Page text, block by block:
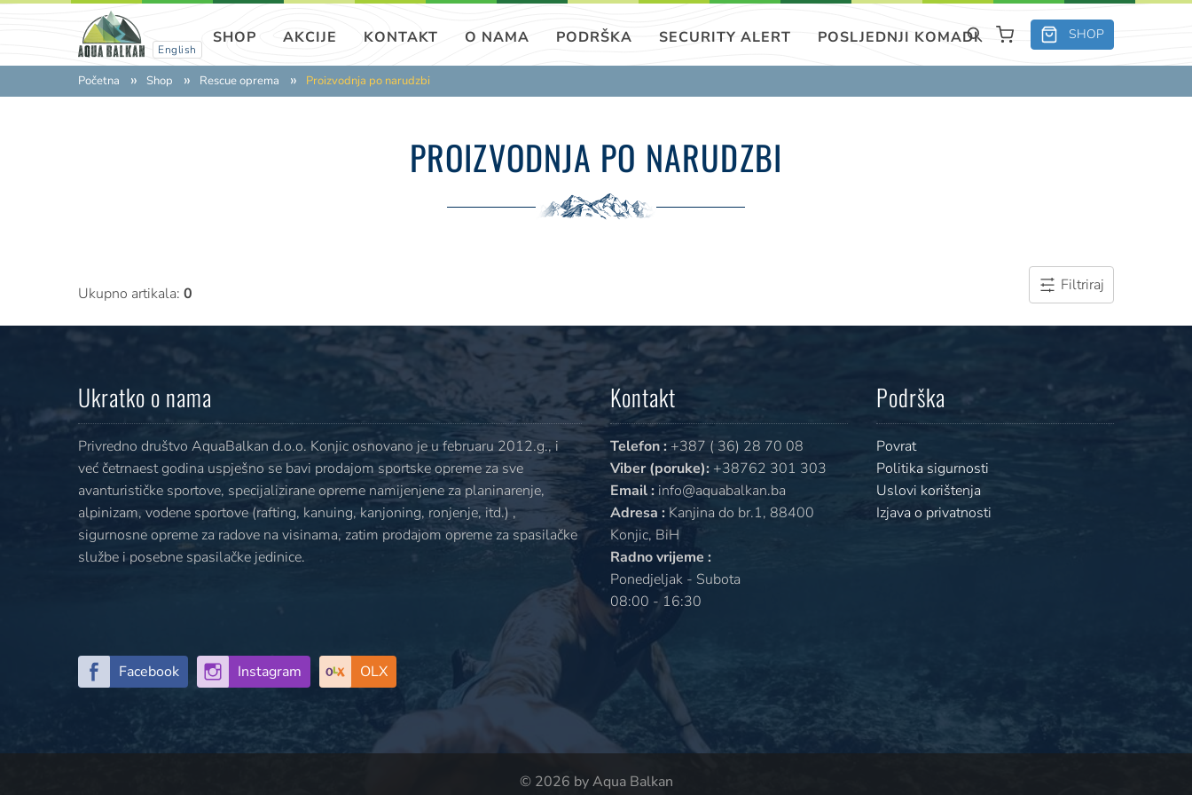
English
SHOP AKCIJE KONTAKT O NAMA PODRŠKA SECURITY ALERT POSLJEDNJI KOMADI SHOP
Početna Shop Rescue oprema Proizvodnja po narudzbi
PROIZVODNJA PO NARUDZBI
Ukupno artikala: 0 Filtriraj
Ukratko o nama
Privredno društvo AquaBalkan d.o.o. Konjic osnovano je u februaru 2012.g., i
već četrnaest godina uspješno se bavi prodajom sportske opreme za sve
avanturističke sportove, specijalizirane opreme namijenjene za planinarenje,
alpinizam, vodene sportove (rafting, kanuing, kanjoning, ronjenje, itd.) ,
sigurnosne opreme za radove na visinama, zatim prodajom opreme za spasilačke
službe i posebne spasilačke jedinice.
Kontakt
Telefon : +387 ( 36) 28 70 08
Viber (poruke): +38762 301 303
Email : info@aquabalkan.ba
Adresa : Kanjina do br.1, 88400
Konjic, BiH
Radno vrijeme :
Ponedjeljak - Subota
08:00 - 16:30
Podrška
Povrat
Politika sigurnosti
Uslovi korištenja
Izjava o privatnosti
Facebook Instagram OLX
© 2026 by Aqua Balkan